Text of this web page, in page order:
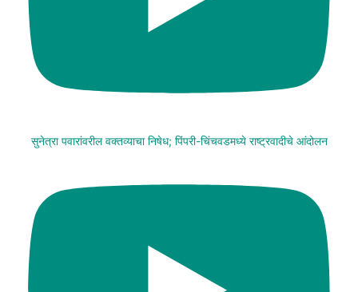
सुनेत्रा पवारांवरील वक्तव्याचा निषेध; पिंपरी-चिंचवडमध्ये राष्ट्रवादीचे आंदोलन